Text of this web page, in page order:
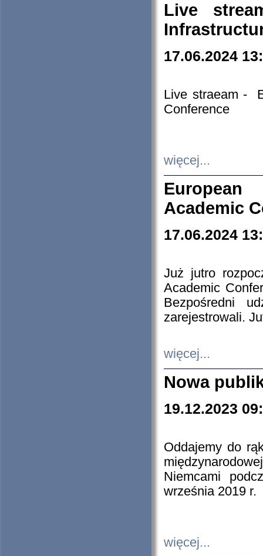
Live
17.06.2024
Live straeam -
Conference
więcej...
European
Academic
17.06.2024
Już jutro
Academic
Bezpośredni
zarejestrowali.
więcej...
Nowa
19.12.2023
Oddajemy do
Niemcami
września 2019 r.
więcej...